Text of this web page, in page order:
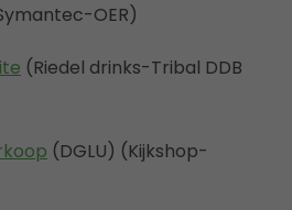
OER)
(Riedel drinks-Tribal DDB
(DGLU) (Kijkshop-